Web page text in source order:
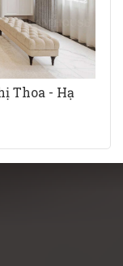
Thoa - Hạ